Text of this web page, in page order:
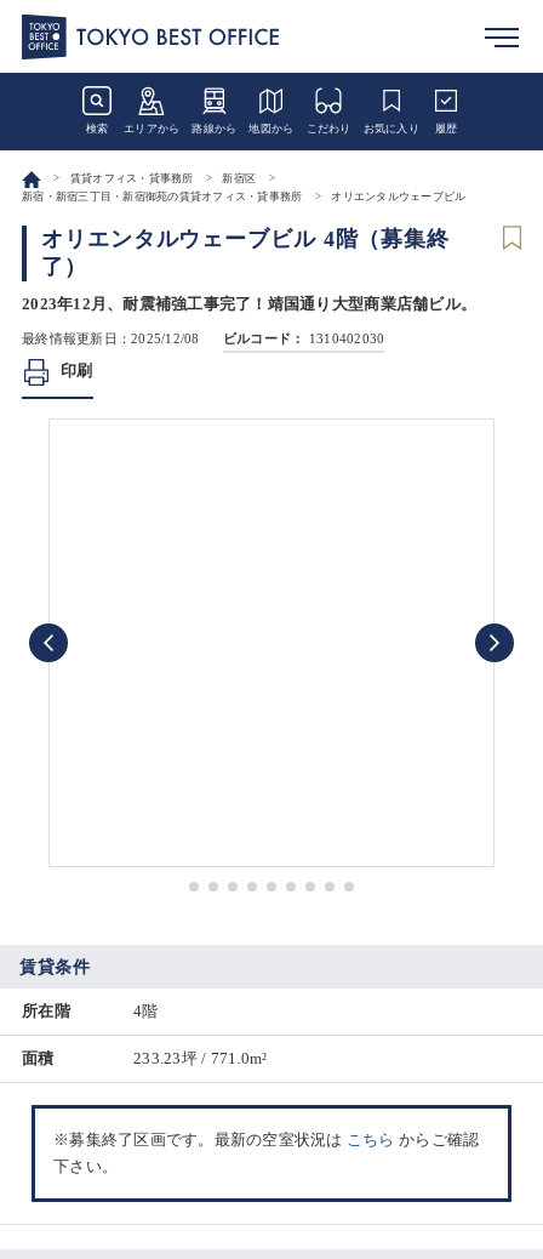
検索 エリアから 路線から 地図から こだわり お気に入り 履歴
賃貸オフィス・貸事務所
新宿区
新宿・新宿三丁目・新宿御苑の賃貸オフィス・貸事務所
オリエンタルウェーブビル
オリエンタルウェーブビル 4階（募集終
了）
2023年12月、耐震補強工事完了！靖国通り大型商業店舗ビル。
最終情報更新日：2025/12/08 ビルコード： 1310402030
印刷
賃貸条件
所在階 4階
面積 233.23坪 / 771.0m²
※募集終了区画です。最新の空室状況は こちら からご確認
下さい。